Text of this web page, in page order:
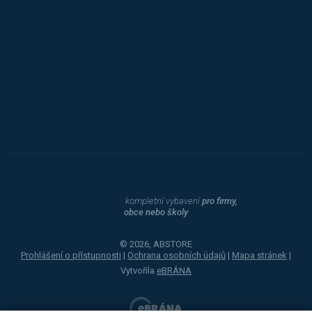
kompletní vybavenípro firmy,
obce nebo školy
© 2026, ABSTORE
Prohlášení o přístupnosti | Ochrana osobních údajů | Mapa stránek |
Vytvořila eBRÁNA